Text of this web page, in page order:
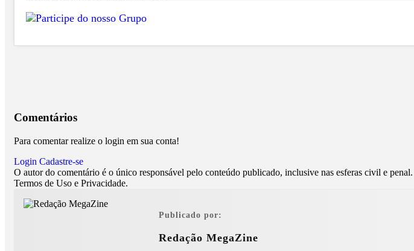
Comentários
Para comentar realize o login em sua conta!
Login Cadastre-se
O autor do comentário é o único responsável pelo conteúdo publicado, inclusive nas esferas civil e
Termos de Uso e Privacidade.
Publicado por:
Redação MegaZine